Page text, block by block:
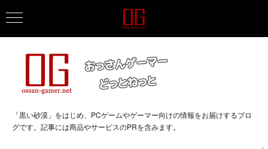
「黒い砂漠」をはじめ、PCゲームやゲーマー向けの情報をお届けするブロ
グです。記事には商品やサービスのPRを含みます。